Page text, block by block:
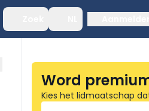
Word
Kies het lidmaatschap